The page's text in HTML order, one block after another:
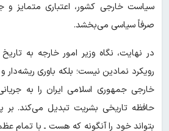
سیاست خارجی کشور، اعتباری متمایز و
صرفاً سیاسی می‌بخشد.
در نهایت، نگاه وزیر امور خارجه به
رویکرد نمادین نیست؛ بلکه باوری
خارجی جمهوری اسلامی ایران را به
حافظه تاریخی بشریت تبدیل می‌کند. بر
بتواند خود را آنگونه که هست ـ با تمام